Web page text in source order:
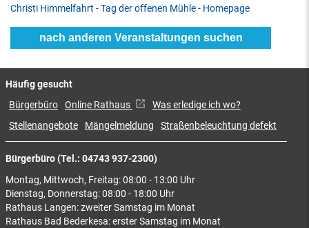
Christi Himmelfahrt - Tag der offenen Mühle - Homepage
nach anderen Veranstaltungen suchen
Bürgerbüro (Tel.: 04743 937-2300)
Montag, Mittwoch, Freitag: 08:00 - 13:00 Uhr
Dienstag, Donnerstag: 08:00 - 18:00 Uhr
Rathaus Langen: zweiter Samstag im Monat
Rathaus Bad Bederkesa: erster Samstag im Monat
Häufig gesucht
Bürgerbüro Online Rathaus
Was erledige ich wo?
Stellenangebote
Mängelmeldung Straßenbeleuchtung defekt